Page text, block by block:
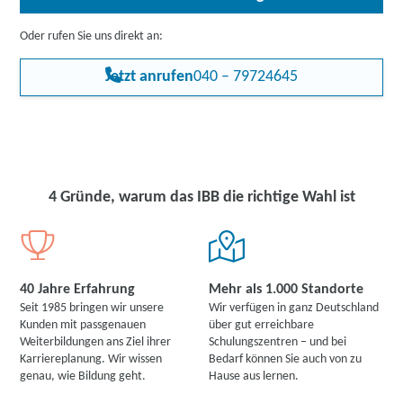
Oder rufen Sie uns direkt an:
Jetzt anrufen040 – 79724645
4 Gründe, warum das IBB die richtige Wahl ist
40 Jahre Erfahrung
Seit 1985 bringen wir unsere
Kunden mit passgenauen
Weiterbildungen ans Ziel ihrer
Karriereplanung. Wir wissen
genau, wie Bildung geht.
Mehr als 1.000 Standorte
Wir verfügen in ganz Deutschland
über gut erreichbare
Schulungszentren – und bei
Bedarf können Sie auch von zu
Hause aus lernen.